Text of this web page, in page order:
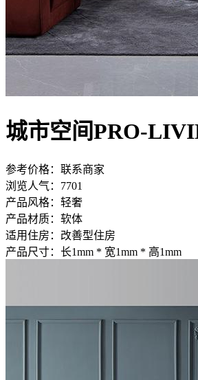
城市空间PRO-
参考价格： 联系商家
浏览人气： 7701
产品风格： 轻奢
产品材质： 软体
适用住房： 改善型住房
产品尺寸： 长1mm * 宽1mm * 高1mm